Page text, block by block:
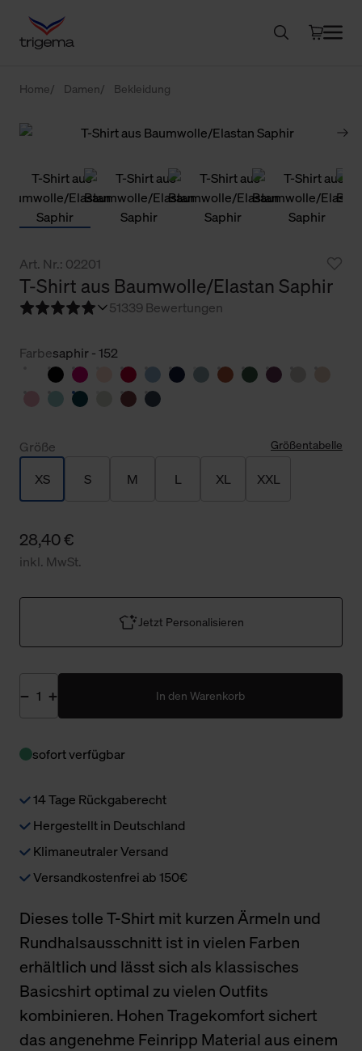
Home Damen Bekleidung
Art. Nr.: 02201
T-Shirt aus Baumwolle/Elastan Saphir
51339 Bewertungen
Farbesaphir - 152
Größe Größentabelle
XS S M L XL XXL
28,40 €
inkl. MwSt.
Jetzt Personalisieren
In den Warenkorb
sofort verfügbar
14 Tage Rückgaberecht
Hergestellt in Deutschland
Klimaneutraler Versand
Versandkostenfrei ab 150€
Dieses tolle T-Shirt mit kurzen Ärmeln und
Rundhalsausschnitt ist in vielen Farben
erhältlich und lässt sich als klassisches
Basicshirt optimal zu vielen Outfits
kombinieren. Hohen Tragekomfort sichert
das angenehme Feinripp Material aus einem